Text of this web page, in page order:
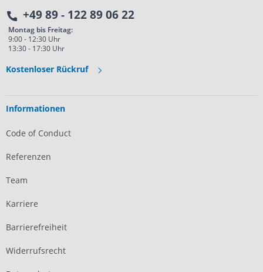
+49 89 - 122 89 06 22
Montag bis Freitag:
9:00 - 12:30 Uhr
13:30 - 17:30 Uhr
Kostenloser Rückruf
Informationen
Code of Conduct
Referenzen
Team
Karriere
Barrierefreiheit
Widerrufsrecht